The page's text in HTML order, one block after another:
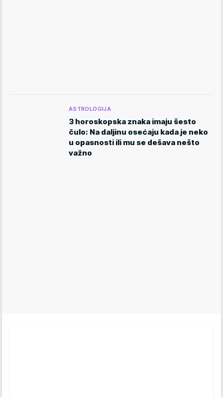
ASTROLOGIJA
3 horoskopska znaka imaju šesto
čulo: Na daljinu osećaju kada je neko
u opasnosti ili mu se dešava nešto
važno